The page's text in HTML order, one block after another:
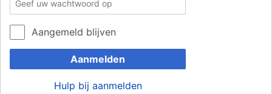
Aangemeld blijven
Aanmelden
Hulp bij aanmelden